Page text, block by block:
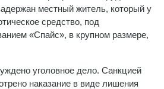
местный житель, который у
средство, под
«Спайс», в крупном размере,
уголовное дело. Санкцией
наказание в виде лишения